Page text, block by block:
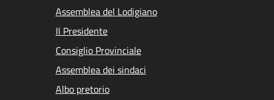
Assemblea del Lodigiano
Il Presidente
Consiglio Provinciale
Assemblea dei sindaci
Albo pretorio